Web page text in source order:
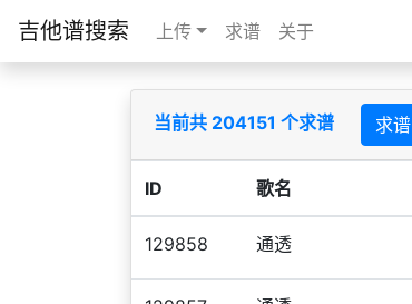
吉他谱搜索 上传 求谱 关于
当前共 204151 个求谱 求谱
ID 歌名
129858 通透